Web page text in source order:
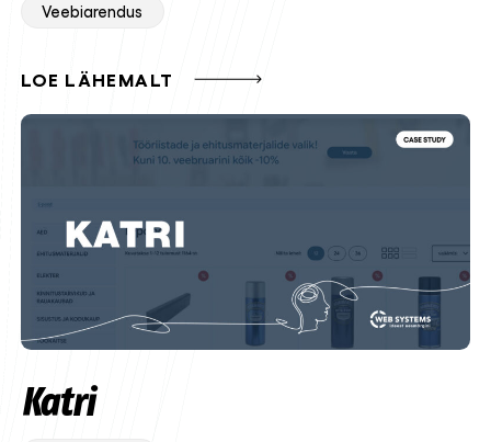
Veebiarendus
LOE LÄHEMALT
Katri